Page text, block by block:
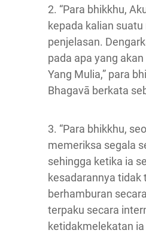
2. “Para bhikkhu,
kepada kalian
penjelasan.
pada apa yang akan
Yang Mulia,” para
Bhagavā berkata
3. “Para bhikkhu,
memeriksa segala
sehingga ketika ia
kesadarannya
berhamburan
terpaku secara
ketidakmelekatan